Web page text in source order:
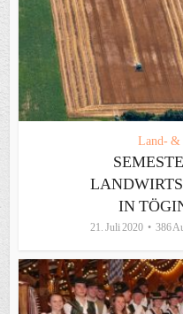
Land- &
IN
21. Juli 2020 386